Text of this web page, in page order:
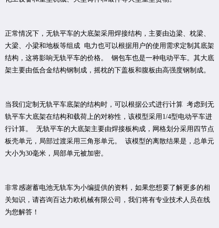
正常情况下，无轨平车的大底架采用焊接结构，主要由边梁、枕梁、
大梁、小梁和地板等组成 电力也可以根据用户的使用需求定制其底架
结构，这将影响无轨平车的价格。 钢包车也是一种电动平车。其大底
架主要由低合金结构钢制成，摇枕的下盖板和腹板由高强度钢制成。
当我们定制无轨平车底架的结构时，可以根据公式进行计算 考虑到无
轨平车大底架在结构和载荷上的对称性，该模型采用1/4型电动平车进
行计算。 无轨平车的大底架主要由焊接板构成，网格划分采用四节点
板壳单元，局部过渡采用三角形单元。 该模型的离散结果是，总单元
大小为30毫米，局部单元被加密。
非常感谢蓄电池无轨车为小编提供的资料，如果您想要了解更多的相
关知识，请咨询百达力欧机械有限公司，我们将有专业技术人员在线
为您解答！